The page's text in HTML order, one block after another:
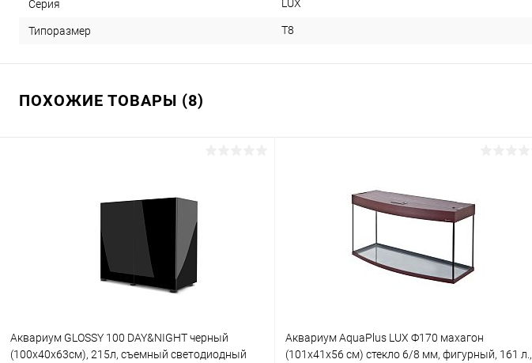
Серия LUX
Типоразмер T8
ПОХОЖИЕ ТОВАРЫ (8)
Аквариум GLOSSY 100 DAY&NIGHT черный
(100х40х63см), 215л, съемный светодиодный
Аквариум AquaPlus LUX Ф170 махагон
(101х41х56 см) стекло 6/8 мм, фигурный, 161 л.,